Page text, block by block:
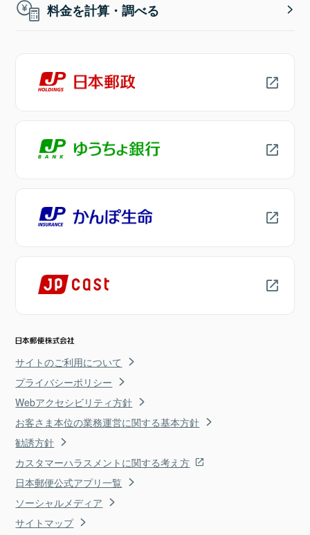
料金を計算・調べる
サイトのご利用について
プライバシーポリシー
Webアクセシビリティ方針
お客さま本位の業務運営に関する基本方針
勧誘方針
カスタマーハラスメントに関する考え方
日本郵便公式アプリ一覧
ソーシャルメディア
サイトマップ